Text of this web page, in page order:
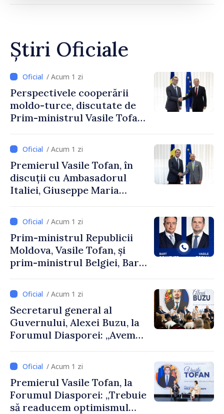
Știri Oficiale
/ Acum 1 zi
Perspectivele cooperării
moldo-turce, discutate de
Prim-ministrul Vasile Tofan
Uygar Mustafa Sertel
/ Acum 1 zi
Premierul Vasile Tofan, în
discuții cu Ambasadorul
Italiei, Giuseppe Maria
/ Acum 1 zi
Prim-ministrul Republicii
Moldova, Vasile Tofan, și
prim-ministrul Belgiei, Bart
despre parcursul european
al Republicii Moldova.
/ Acum 1 zi
Secretarul general al
Guvernului, Alexei Buzu, la
Forumul Diasporei: „Avem
dumneavoastră pentru a
construi comunități mai
puternice”
/ Acum 1 zi
Premierul Vasile Tofan, la
Forumul Diasporei: „Trebuie
să readucem optimismul